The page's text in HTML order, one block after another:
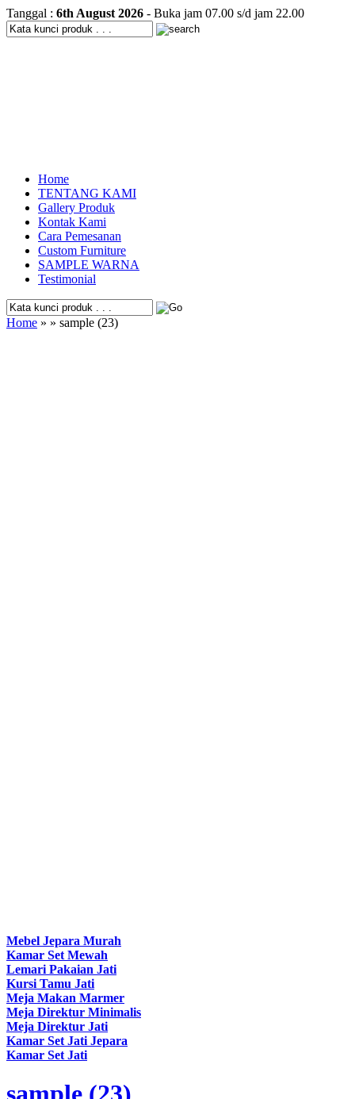
Tanggal : 6th August 2026 - Buka jam 07.00 s/d jam 22.00
Home
TENTANG KAMI
Gallery Produk
Kontak Kami
Cara Pemesanan
Custom Furniture
SAMPLE WARNA
Testimonial
Home » » sample (23)
Mebel Jepara Murah
Kamar Set Mewah
Lemari Pakaian Jati
Kursi Tamu Jati
Meja Makan Marmer
Meja Direktur Minimalis
Meja Direktur Jati
Kamar Set Jati Jepara
Kamar Set Jati